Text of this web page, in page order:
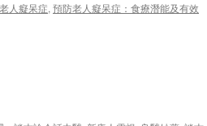
人癡呆症, 預防老人癡呆症：食療潛能及有效